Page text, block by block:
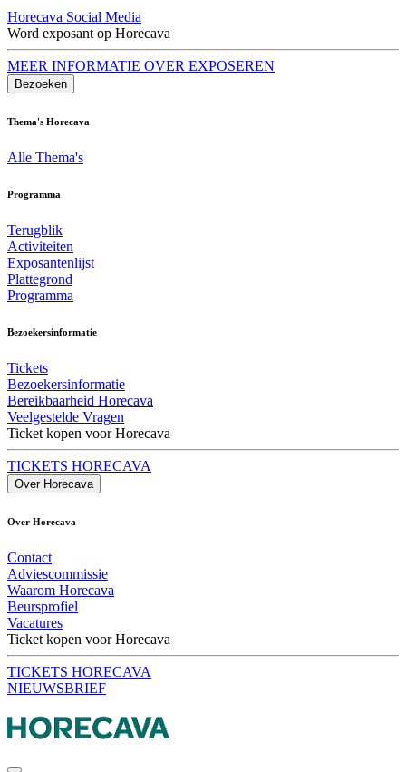
Horecava Social Media
Word exposant op Horecava
MEER INFORMATIE OVER EXPOSEREN
Bezoeken
Thema's Horecava
Alle Thema's
Programma
Terugblik
Activiteiten
Exposantenlijst
Plattegrond
Programma
Bezoekersinformatie
Tickets
Bezoekersinformatie
Bereikbaarheid Horecava
Veelgestelde Vragen
Ticket kopen voor Horecava
TICKETS HORECAVA
Over Horecava
Over Horecava
Contact
Adviescommissie
Waarom Horecava
Beursprofiel
Vacatures
Ticket kopen voor Horecava
TICKETS HORECAVA
NIEUWSBRIEF